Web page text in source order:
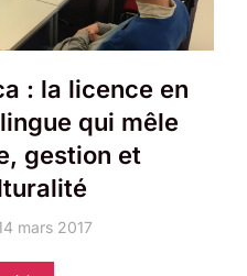
: la licence en
qui mêle
gestion et
mars 2017